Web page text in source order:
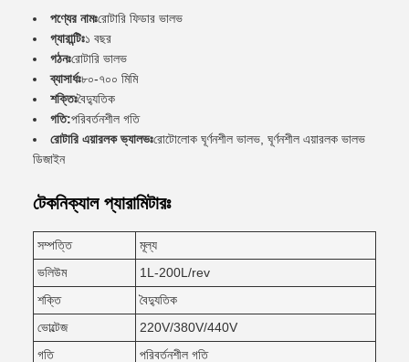
পণ্যের নামঃরোটারি ফিডার ভালভ
গ্যারান্টিঃ১ বছর
গঠনঃরোটারি ভালভ
ব্যাসার্ধঃ৮০-৭০০ মিমি
শক্তিঃবৈদ্যুতিক
গতি:পরিবর্তনশীল গতি
রোটারি এয়ারলক ভ্যালভঃরোটোলোক ঘূর্ণনশীল ভালভ, ঘূর্ণনশীল এয়ারলক ভালভ
ডিজাইন
টেকনিক্যাল প্যারামিটারঃ
সম্পত্তি
মূল্য
ভলিউম
1L-200L/rev
শক্তি
বৈদ্যুতিক
ভোল্টেজ
220V/380V/440V
গতি
পরিবর্তনশীল গতি